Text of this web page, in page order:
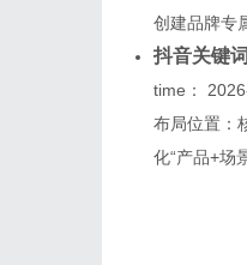
创建品牌专
抖音关键
time：
布局位置：
化“产品+场